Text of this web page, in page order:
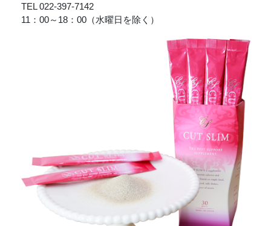
TEL 022-397-7142
11：00～18：00（水曜日を除く）